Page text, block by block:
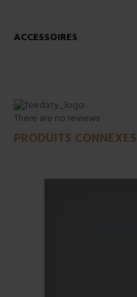
ACCESSOIRES
There are no reviews
PRODUITS CONNEXES